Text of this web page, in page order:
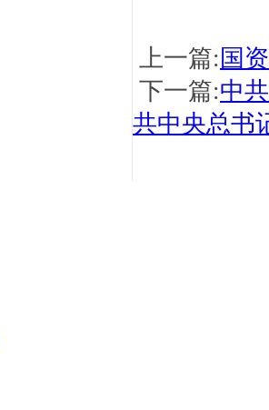
上一篇: 国
下一篇:中
共中央总书